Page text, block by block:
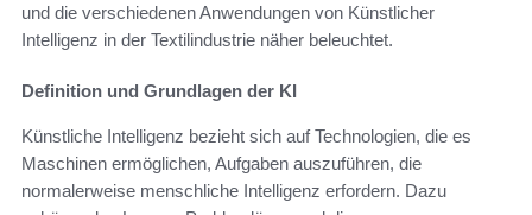
und die verschiedenen Anwendungen von Künstlicher
Intelligenz in der Textilindustrie näher beleuchtet.
Definition und Grundlagen der KI
Künstliche Intelligenz bezieht sich auf Technologien, die es
Maschinen ermöglichen, Aufgaben auszuführen, die
normalerweise menschliche Intelligenz erfordern. Dazu